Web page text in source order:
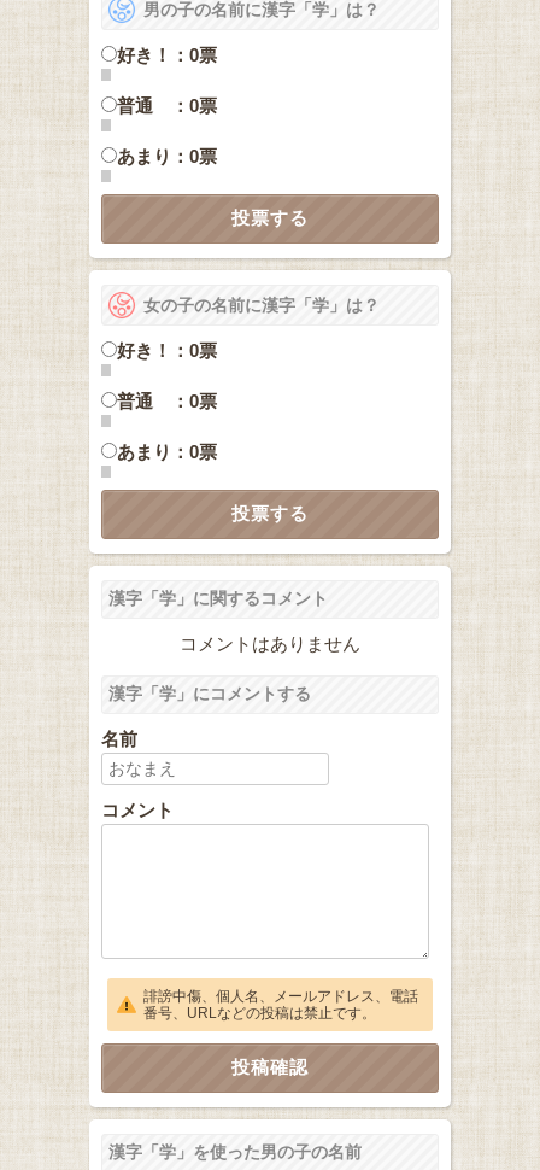
男の子の名前に漢字「学」は？
好き！：0票
普通 ：0票
あまり：0票
女の子の名前に漢字「学」は？
好き！：0票
普通 ：0票
あまり：0票
漢字「学」に関するコメント
コメントはありません
漢字「学」にコメントする
名前
コメント
誹謗中傷、個人名、メールアドレス、電話
番号、URLなどの投稿は禁止です。
漢字「学」を使った男の子の名前